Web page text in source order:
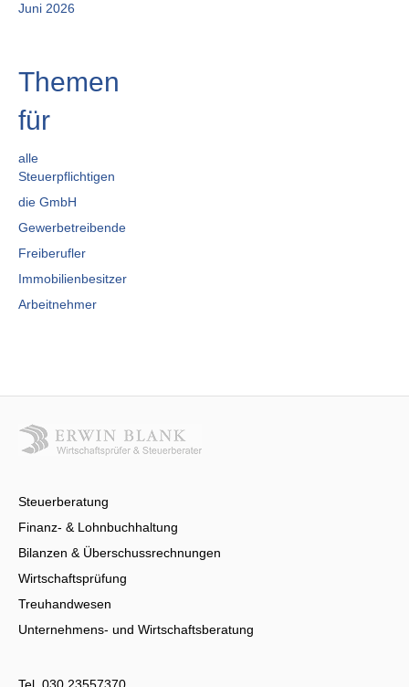
Juni 2026
Themen
für
alle
Steuerpflichtigen
die GmbH
Gewerbetreibende
Freiberufler
Immobilienbesitzer
Arbeitnehmer
Steuerberatung
Finanz- & Lohnbuchhaltung
Bilanzen & Überschussrechnungen
Wirtschaftsprüfung
Treuhandwesen
Unternehmens- und Wirtschaftsberatung